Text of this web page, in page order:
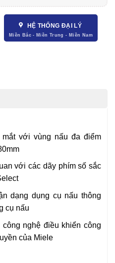
HỆ THỐNG ĐẠI LÝ
với vùng nấu đa điểm
với các dãy phím số sắc
dạng dụng cụ nấu thông
cụ nấu
nghệ điều khiển công
của Miele